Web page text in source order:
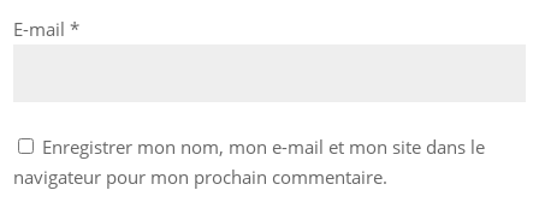
E-mail*
Enregistrer mon nom, mon e-mail et mon site dans le
navigateur pour mon prochain commentaire.